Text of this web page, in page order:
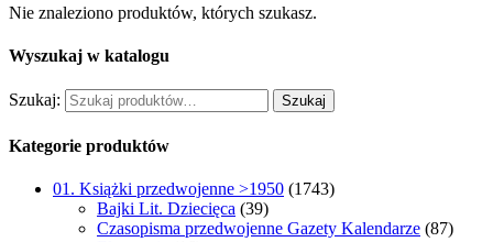
Nie znaleziono produktów, których szukasz.
Wyszukaj w katalogu
Szukaj: Szukaj
Kategorie produktów
01. Książki przedwojenne >1950 (1743)
Bajki Lit. Dziecięca (39)
Czasopisma przedwojenne Gazety Kalendarze (87)